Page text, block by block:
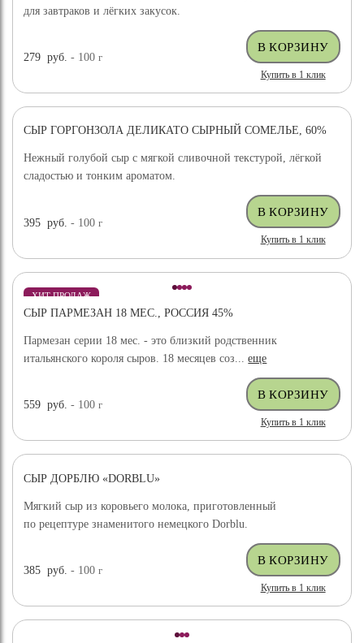
для завтраков и лёгких закусок.
279 руб. - 100г
Купить в 1 клик
СЫР ГОРГОНЗОЛА ДЕЛИКАТО СЫРНЫЙ СОМЕЛЬЕ, 60%
Нежный голубой сыр с мягкой сливочной текстурой, лёгкой
сладостью и тонким ароматом.
395 руб. - 100г
Купить в 1 клик
ХИТ ПРОДАЖ
СЫР ПАРМЕЗАН 18 МЕС., РОССИЯ 45%
Пармезан серии 18 мес. - это близкий родственник
итальянского короля сыров. 18 месяцев соз...еще
559 руб. - 100г
Купить в 1 клик
СЫР ДОРБЛЮ «DORBLU»
Мягкий сыр из коровьего молока, приготовленный
по рецептуре знаменитого немецкого Dorblu.
385 руб. - 100г
Купить в 1 клик